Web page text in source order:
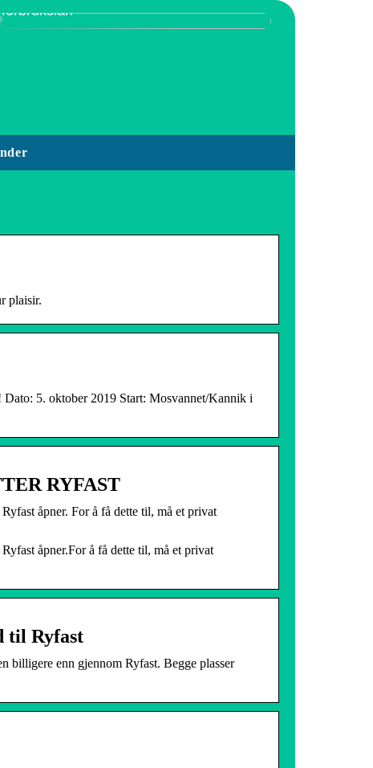
forbrukslån
plaisir.
Dato: 5. oktober 2019 Start: Mosvannet/Kannik i
RYFAST
åpner. For å få dette til, må et privat
åpner.For å få dette til, må et privat
til Ryfast
billigere enn gjennom Ryfast. Begge plasser